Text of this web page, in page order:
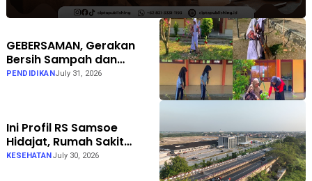
GEBERSAMAN, Gerakan
Bersih Sampah dan
Penataan Taman di SMPN 1
PENDIDIKANJuly 31, 2026
Ini Profil RS Samsoe
Hidajat, Rumah Sakit
Umum Swasta Semarang
KESEHATANJuly 30, 2026